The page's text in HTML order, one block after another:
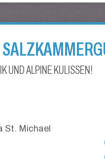
UND ALPINE KULISSEN!
St. Michael